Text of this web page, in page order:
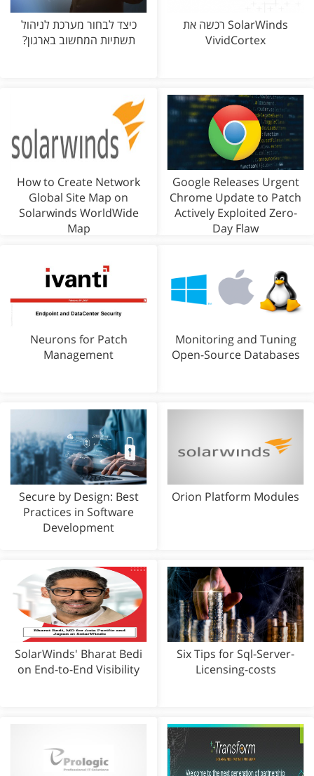
SolarWinds רכשה את
VividCortex
כיצד לבחור מערכת לניהול
תשתיות המחשוב בארגון?
Google Releases Urgent
Chrome Update to Patch
Actively Exploited Zero-
Day Flaw
How to Create Network
Global Site Map on
Solarwinds WorldWide
Map
Monitoring and Tuning
Open-Source Databases
Neurons for Patch
Management
Orion Platform Modules
Secure by Design: Best
Practices in Software
Development
Six Tips for Sql-Server-
Licensing-costs
SolarWinds' Bharat Bedi
on End-to-End Visibility